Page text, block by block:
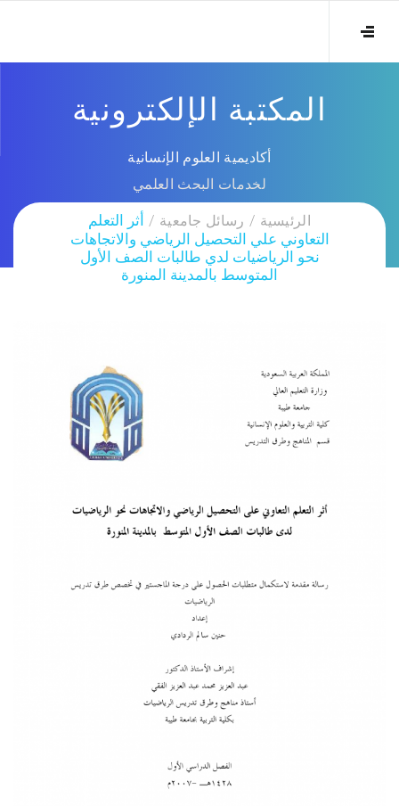
المكتبة الإلكترونية
أكاديمية العلوم الإنسانية
لخدمات البحث العلمي
الرئيسية رسائل جامعية
أثر التعلم
التعاوني علي التحصيل الرياضي والاتجاهات
نحو الرياضيات لدي طالبات الصف الأول
المتوسط بالمدينة المنورة